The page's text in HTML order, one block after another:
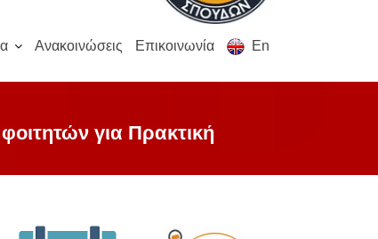
Ανακοινώσεις Επικοινωνία En
για Πρακτική